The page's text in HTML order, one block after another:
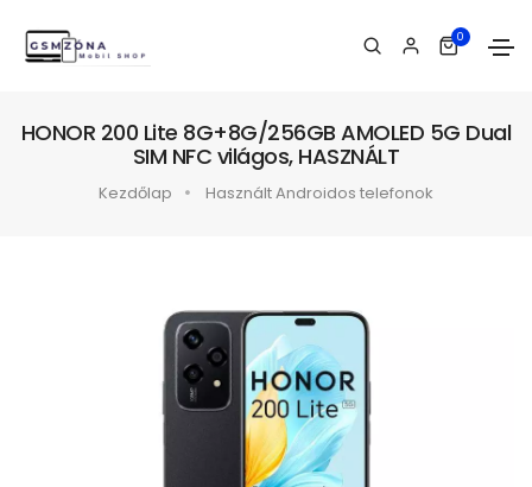
0
HONOR 200 Lite 8G+8G/256GB AMOLED 5G Dual
SIM NFC világos, HASZNÁLT
Kezdőlap Használt Androidos telefonok